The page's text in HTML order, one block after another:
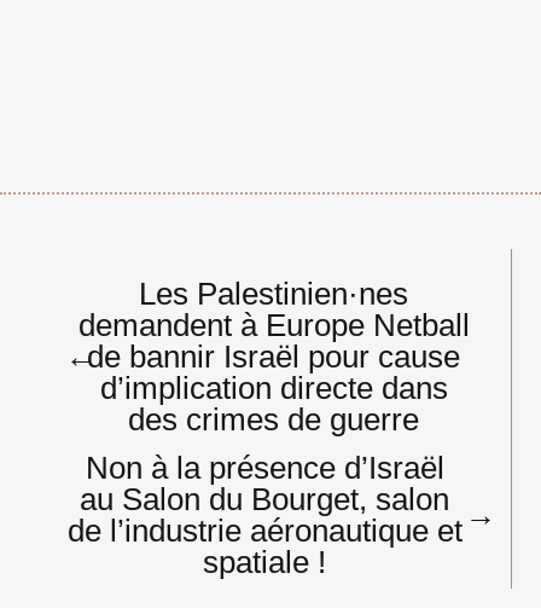
de
l’article
←
Les Palestinien·nes
demandent à Europe Netball
de bannir Israël pour cause
d’implication directe dans
des crimes de guerre
Non à la présence d’Israël
au Salon du Bourget, salon
de l’industrie aéronautique et
spatiale !
→